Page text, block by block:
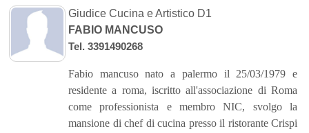
Giudice Cucina e Artistico D1
FABIO MANCUSO
Tel. 3391490268
Fabio mancuso nato a palermo il 25/03/1979 e
residente a roma, iscritto all'associazione di Roma
come professionista e membro NIC, svolgo la
mansione di chef di cucina presso il ristorante Crispi